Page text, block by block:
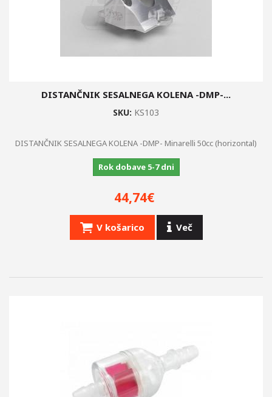
DISTANČNIK SESALNEGA KOLENA -DMP-...
SKU: KS103
DISTANČNIK SESALNEGA KOLENA -DMP- Minarelli 50cc (horizontal)
Rok dobave 5-7 dni
44,74€
V košarico Več